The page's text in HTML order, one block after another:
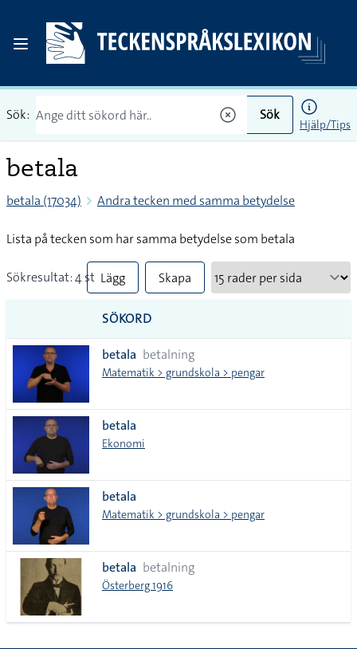
Sök: Sök
Hjälp/Tips
betala
betala (17034) Andra tecken med samma betydelse
Lista på tecken som har samma betydelse som betala
Sökresultat: 4 st Lägg
till
alla i
lista
Skapa
SÖKORD
betala betalning
Matematik > grundskola > pengar
betala
Ekonomi
betala
Matematik > grundskola > pengar
betala betalning
Österberg 1916